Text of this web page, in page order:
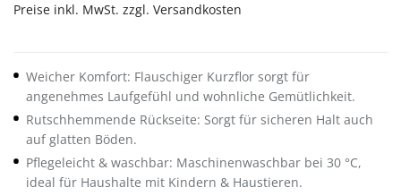
Preise inkl. MwSt. zzgl. Versandkosten
Weicher Komfort: Flauschiger Kurzflor sorgt für
angenehmes Laufgefühl und wohnliche Gemütlichkeit.
Rutschhemmende Rückseite: Sorgt für sicheren Halt auch
auf glatten Böden.
Pflegeleicht & waschbar: Maschinenwaschbar bei 30 °C,
ideal für Haushalte mit Kindern & Haustieren.